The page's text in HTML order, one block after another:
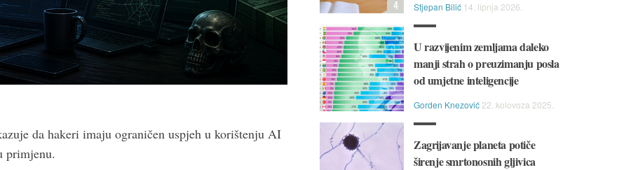
da hakeri imaju ograničen uspjeh u korištenju AI
primjenu.
Stjepan Bilić 14. lipnja 2026.
4
U razvijenim zemljama daleko
manji strah o preuzimanju posla
od umjetne inteligencije
Gorden Knezović 22. kolovoza 2025.
Zagrijavanje planeta potiče
širenje smrtonosnih gljivica